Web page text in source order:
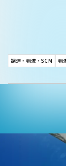
調達・物流・SCM 物